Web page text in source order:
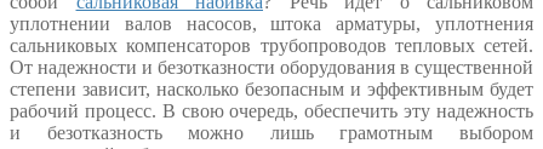
уплотнении валов насосов, штока арматуры, уплотнения
сальниковых компенсаторов трубопроводов тепловых сетей.
От надежности и безотказности оборудования в существенной
степени зависит, насколько безопасным и эффективным будет
рабочий процесс. В свою очередь, обеспечить эту надежность
и безотказность можно лишь грамотным выбором